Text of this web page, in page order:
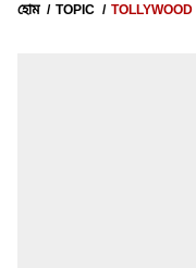
হোম TOPIC TOLLYWOOD